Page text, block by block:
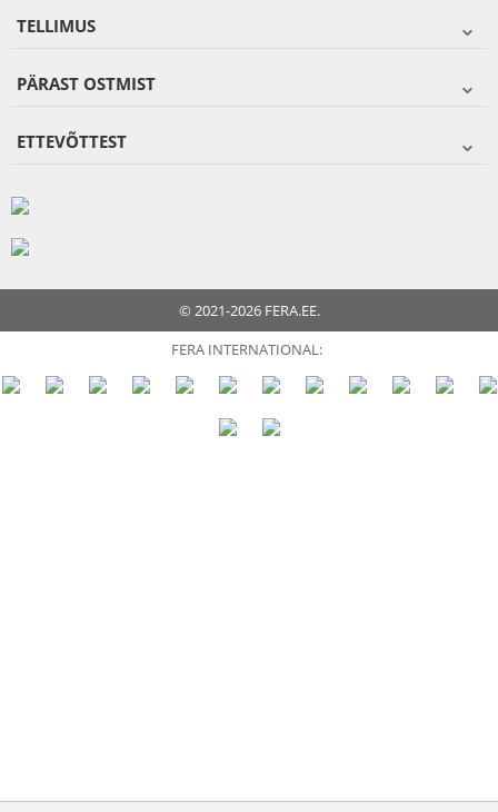
TELLIMUS
PÄRAST OSTMIST
ETTEVÕTTEST
© 2021-2026 FERA.EE.
FERA INTERNATIONAL: